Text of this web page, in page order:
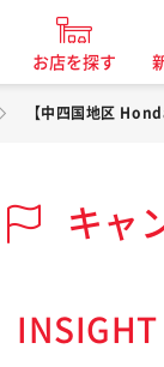
お店を探す
【中四国地区
キャ